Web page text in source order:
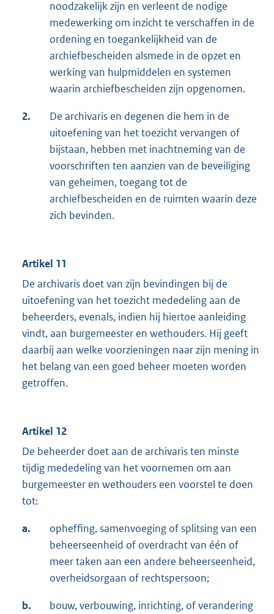
noodzakelijk zijn en verleent de nodige
medewerking om inzicht te verschaffen in de
ordening en toegankelijkheid van de
archiefbescheiden alsmede in de opzet en
werking van hulpmiddelen en systemen
waarin archiefbescheiden zijn opgenomen.
2.
De archivaris en degenen die hem in de
uitoefening van het toezicht vervangen of
bijstaan, hebben met inachtneming van de
voorschriften ten aanzien van de beveiliging
van geheimen, toegang tot de
archiefbescheiden en de ruimten waarin deze
zich bevinden.
Artikel 11
De archivaris doet van zijn bevindingen bij de
uitoefening van het toezicht mededeling aan de
beheerders, evenals, indien hij hiertoe aanleiding
vindt, aan burgemeester en wethouders. Hij geeft
daarbij aan welke voorzieningen naar zijn mening in
het belang van een goed beheer moeten worden
getroffen.
Artikel 12
De beheerder doet aan de archivaris ten minste
tijdig mededeling van het voornemen om aan
burgemeester en wethouders een voorstel te doen
tot:
a.
opheffing, samenvoeging of splitsing van een
beheerseenheid of overdracht van één of
meer taken aan een andere beheerseenheid,
overheidsorgaan of rechtspersoon;
b.
bouw, verbouwing, inrichting, of verandering